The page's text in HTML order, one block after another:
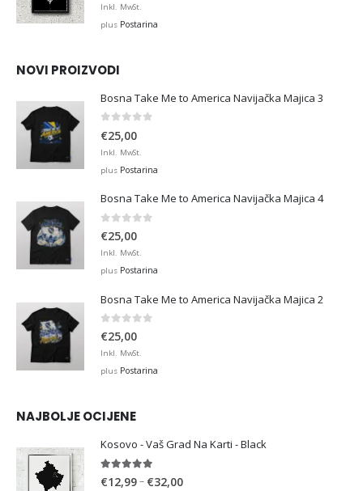
Inkl. MwSt.
plus Postarina
NOVI PROIZVODI
Bosna Take Me to America Navijačka Majica 3
€25,00
Inkl. MwSt.
plus Postarina
Bosna Take Me to America Navijačka Majica 4
0 out of 5
€25,00
Inkl. MwSt.
plus Postarina
Bosna Take Me to America Navijačka Majica 2
0 out of 5
€25,00
Inkl. MwSt.
plus Postarina
NAJBOLJE OCIJENE
Kosovo - Vaš Grad Na Karti - Black
5.00out of 5
€12,99– €32,00Price